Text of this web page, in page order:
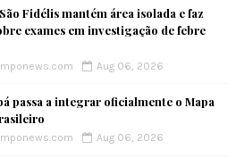
Fidélis mantém área isolada e faz
exames em investigação de febre
Aug 06, 2026
passa a integrar oficialmente o Mapa
Aug 06, 2026